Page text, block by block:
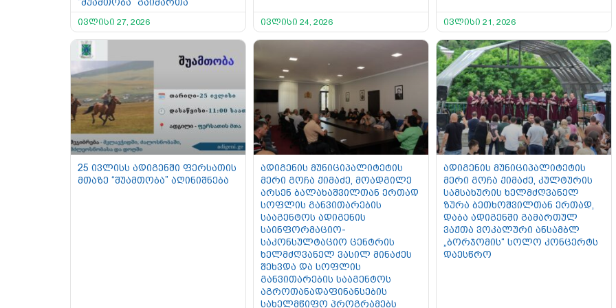
ივლისი 27, 2026 ივლისი 24, 2026 ივლისი 21, 2026
25 ივლისს ადიგენში ფერსათის
მთაზე “შუამთობა” აღინიშნება
ადიგენის მუნიციპალიტეტის
მერი გოჩა ქიმაძე, მოადგილე
არსენ ბალახაშვილთან ერთად
სოფლის განვითარების
სააგენტოს ადიგენის
საინფორმაციო-
საკონსულტაციო ცენტრის
ხელმძღვანელ ვასილ მინაძეს
შეხვდა და სოფლის
განვითარების სააგენტოს
აგროთანადაფინანსების
სახელმწიფო პროგრამებს
ადიგენის მუნიციპალიტეტის
მერი გოჩა ქიმაძე, კულტურის
სამსახურის ხელმძღვანელ
ზურა ბეთხოშვილთან ერთად,
დაბა ადიგენში გამართულ
ვაჟთა ვოკალური ანსამბლ
„ბორჯომის“ სოლო კონცერტს
დაესწრო